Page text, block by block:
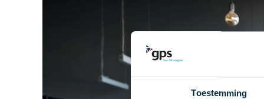
Toestemming